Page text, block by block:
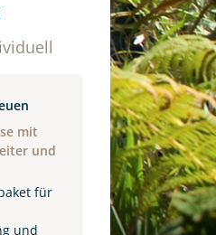
mit
und
für
und